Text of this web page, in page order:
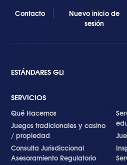
Contacto
Nuevo inicio de
sesión
ESTÁNDARES GLI
SERVICIOS
Qué Hacemos
Juegos tradicionales y casino
/ propiedad
Consulta Jurisdiccional
Asesoramiento Regulatorio